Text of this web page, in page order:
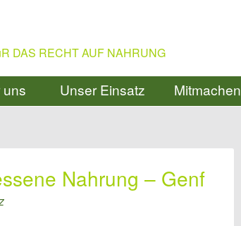
DAS RECHT AUF NAHRUNG
uns Unser Einsatz Mitmachen
Nahrung – Genf